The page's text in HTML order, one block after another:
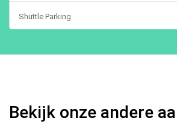
Shuttle Parking
Bekijk onze andere